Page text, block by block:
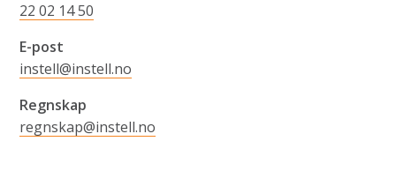
22 02 14 50
E-post
instell@instell.no
Regnskap
regnskap@instell.no